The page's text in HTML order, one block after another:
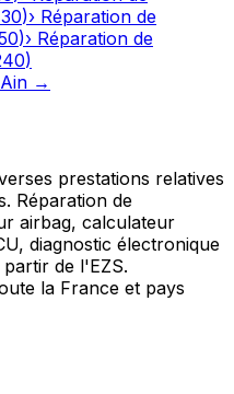
)› Réparation de
)› Réparation de
)
Ain →
prestations relatives
Réparation de
airbag, calculateur
diagnostic électronique
de l'EZS.
la France et pays